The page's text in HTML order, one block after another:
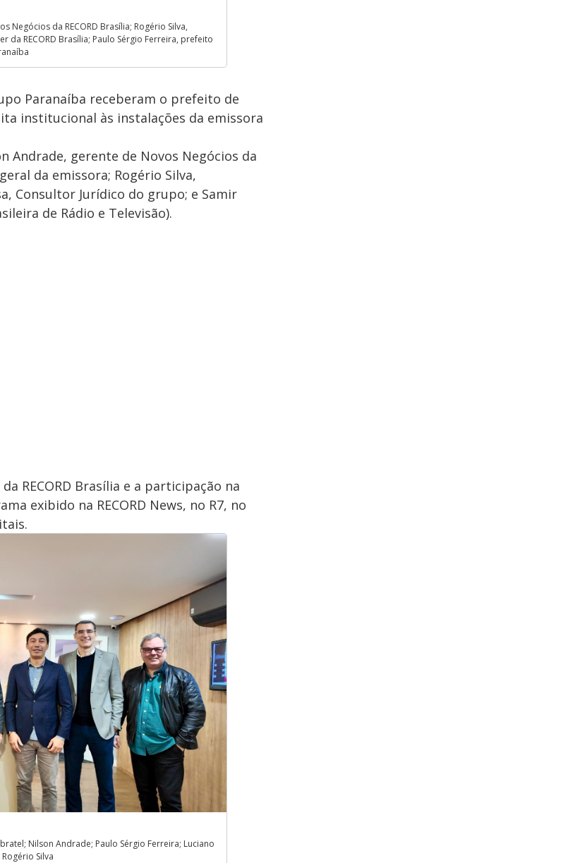
da RECORD Brasília; Rogério Silva,
RECORD Brasília; Paulo Sérgio Ferreira, prefeito
Paranaíba receberam o prefeito de
institucional às instalações da emissora
gerente de Novos Negócios da
da emissora; Rogério Silva,
Consultor Jurídico do grupo; e Samir
de Rádio e Televisão).
RECORD Brasília e a participação na
exibido na RECORD News, no R7, no
Nilson Andrade; Paulo Sérgio Ferreira; Luciano
Silva